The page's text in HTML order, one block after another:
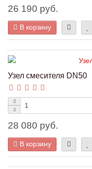
26 190 руб.
В корзину
Узел смесителя DN50
28 080 руб.
В корзину